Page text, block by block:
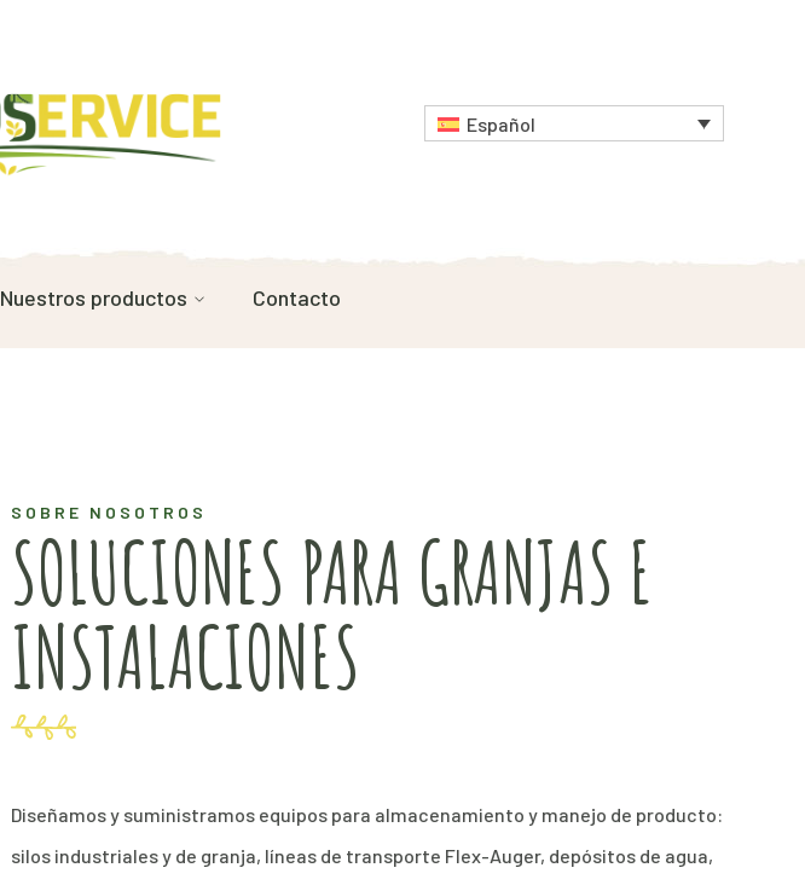
Español
Nuestros productos Contacto
SOBRE NOSOTROS
SOLUCIONES PARA GRANJAS E
INSTALACIONES
Diseñamos y suministramos equipos para almacenamiento y manejo de producto:
silos industriales y de granja, líneas de transporte Flex-Auger, depósitos de agua,